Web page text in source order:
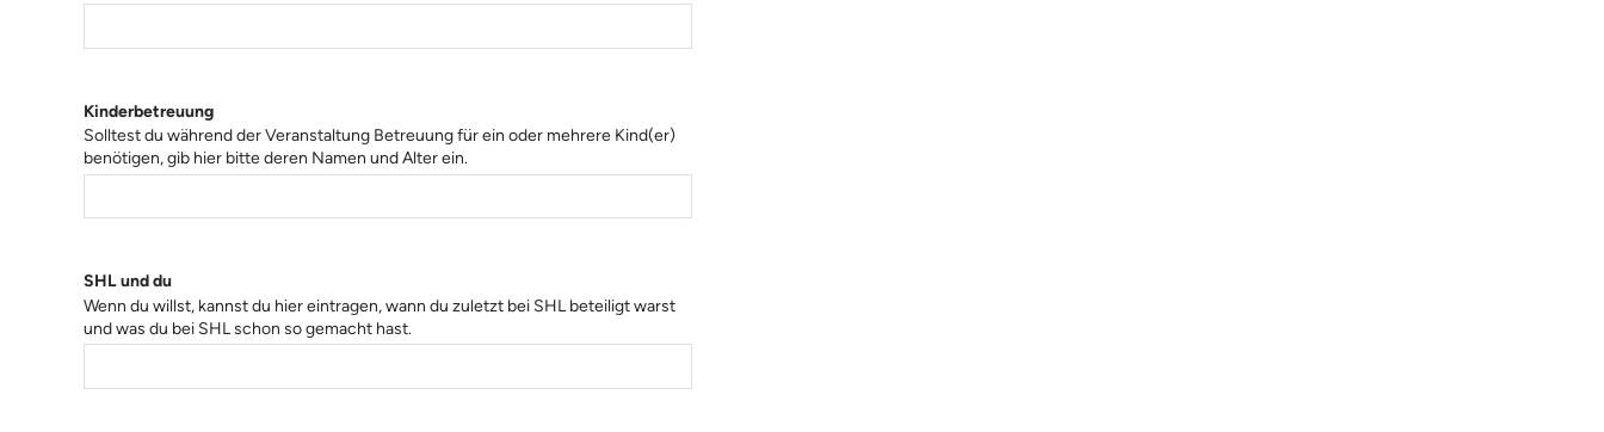
Kinderbetreuung
Solltest du während der Veranstaltung Betreuung für ein oder mehrere Kind(er)
benötigen, gib hier bitte deren Namen und Alter ein.
SHL und du
Wenn du willst, kannst du hier eintragen, wann du zuletzt bei SHL beteiligt warst
und was du bei SHL schon so gemacht hast.